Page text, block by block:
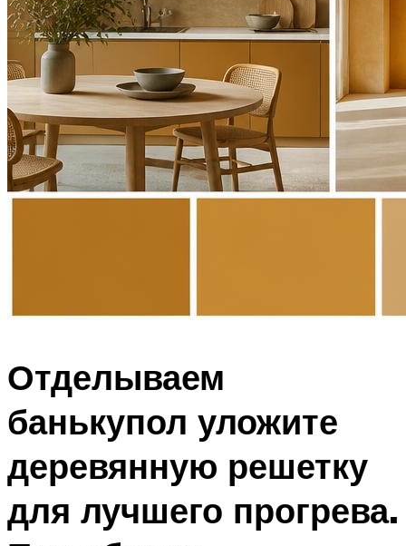
Отделываем
банькупол уложите
деревянную решетку
для лучшего прогрева.